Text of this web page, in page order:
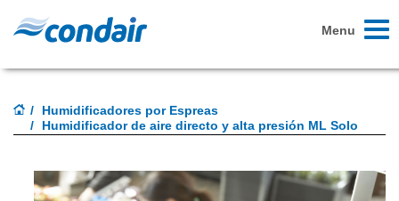
Menu
Humidificadores por Espreas
Humidificador de aire directo y alta presión ML Solo
Previous Next